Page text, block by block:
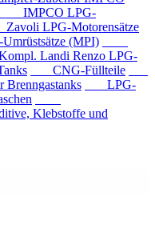
IMPCO LPG-
LPG-Motorensätze
(MPI)
Landi Renzo LPG-
CNG-Füllteile
LPG-
Klebstoffe und